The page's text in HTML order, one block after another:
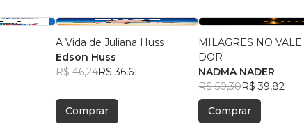
A Vida de Juliana Huss
Edson Huss
R$ 46,24R$ 36,61
Comprar
MILAGRES NO
DOR
NADMA NADER
R$ 50,30R$ 39,82
Comprar